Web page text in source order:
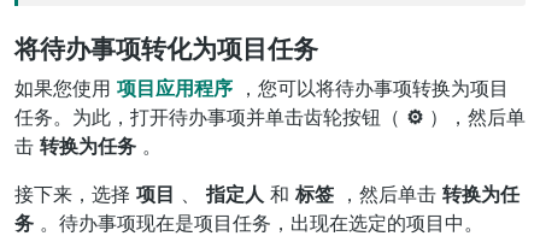
将待办事项转化为项目任务
如果您使用 项目应用程序 ，您可以将待办事项转换为项目
任务。为此，打开待办事项并单击齿轮按钮（ ⚙ ），然后单
击 转换为任务 。
接下来，选择 项目 指定人 和 标签 ，然后单击 转换为任
务 。待办事项现在是项目任务，出现在选定的项目中。